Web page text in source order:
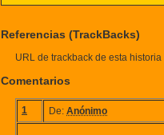
Referencias (TrackBacks)
URL de trackback de esta
Comentarios
1 De: Anónimo